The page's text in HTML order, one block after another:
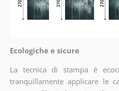
Ecologiche e sicure
La tecnica di stampa è
tranquillamente applicare le